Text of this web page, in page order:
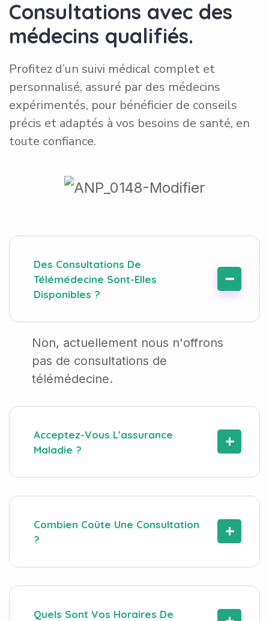
Consultations avec des
médecins qualifiés.
Profitez d’un suivi médical complet et
personnalisé, assuré par des médecins
expérimentés, pour bénéficier de conseils
précis et adaptés à vos besoins de santé, en
toute confiance.
Des Consultations De
Télémédecine Sont-Elles
Disponibles ?
Non, actuellement nous n'offrons
pas de consultations de
télémédecine.
Acceptez-Vous L'assurance
Maladie ?
Combien Coûte Une Consultation
?
Quels Sont Vos Horaires De